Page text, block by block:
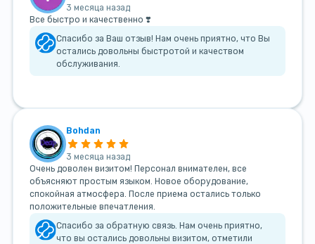
3 месяца назад
Все быстро и качественно ❣️
Спасибо за Ваш отзыв! Нам очень приятно, что Вы
остались довольны быстротой и качеством
обслуживания.
Bohdan
3 месяца назад
Очень доволен визитом! Персонал внимателен, все
объясняют простым языком. Новое оборудование,
спокойная атмосфера. После приема остались только
положительные впечатления.
Спасибо за обратную связь. Нам очень приятно,
что вы остались довольны визитом, отметили